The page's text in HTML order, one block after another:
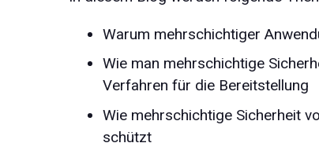
Warum mehrschichtiger
Wie man mehrschichtige
Verfahren für die Bereitstellung
Wie mehrschichtige Sicherheit
schützt